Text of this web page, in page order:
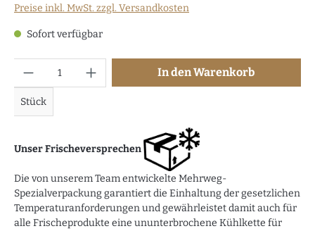
Preise inkl. MwSt. zzgl. Versandkosten
Sofort verfügbar
Stück
In den Warenkorb
Unser Frischeversprechen
Die von unserem Team entwickelte Mehrweg-
Spezialverpackung garantiert die Einhaltung der gesetzlichen
Temperaturanforderungen und gewährleistet damit auch für
alle Frischeprodukte eine ununterbrochene Kühlkette für